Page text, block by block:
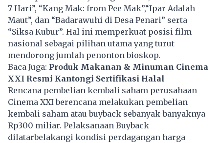
7 Hari”, “Kang Mak: from Pee Mak”,“Ipar Adalah
Maut”, dan “Badarawuhi di Desa Penari” serta
“Siksa Kubur”. Hal ini memperkuat posisi film
nasional sebagai pilihan utama yang turut
mendorong jumlah penonton bioskop.
Baca Juga: Produk Makanan & Minuman Cinema
XXI Resmi Kantongi Sertifikasi Halal
Rencana pembelian kembali saham perusahaan
Cinema XXIberencana melakukan pembelian
kembali saham atau buyback sebanyak-banyaknya
Rp300 miliar. Pelaksanaan Buyback
dilatarbelakangi kondisi perdagangan harga